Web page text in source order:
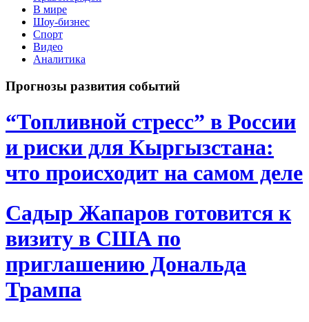
В мире
Шоу-бизнес
Спорт
Видео
Аналитика
Прогнозы развития событий
“Топливной стресс” в России
и риски для Кыргызстана:
что происходит на самом деле
Садыр Жапаров готовится к
визиту в США по
приглашению Дональда
Трампа